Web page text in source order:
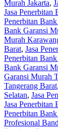
Murah Jakarta,
Jasa Penerbitan
Penerbitan
Bank Garansi
Murah
Barat, Jasa
Penerbitan
Bank Garansi
Garansi Murah
Tangerang Barat,
Selatan, Jasa
Jasa Penerbitan
Penerbitan
Profesional